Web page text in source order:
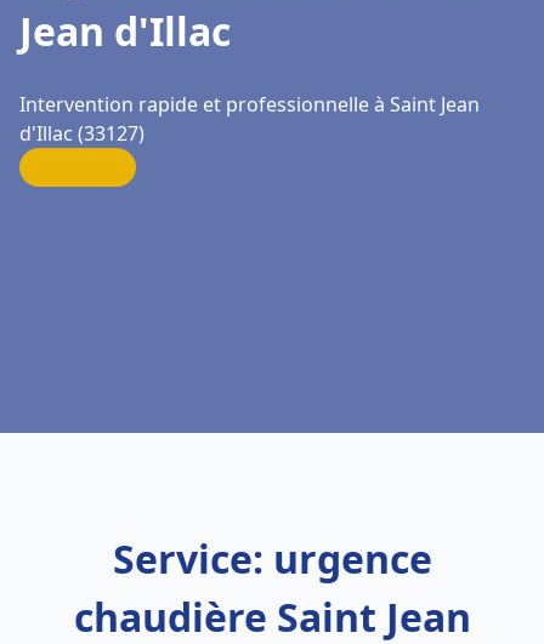
Jean d'Illac
Intervention rapide et professionnelle à Saint Jean
d'Illac (33127)
Service: urgence
chaudière Saint Jean